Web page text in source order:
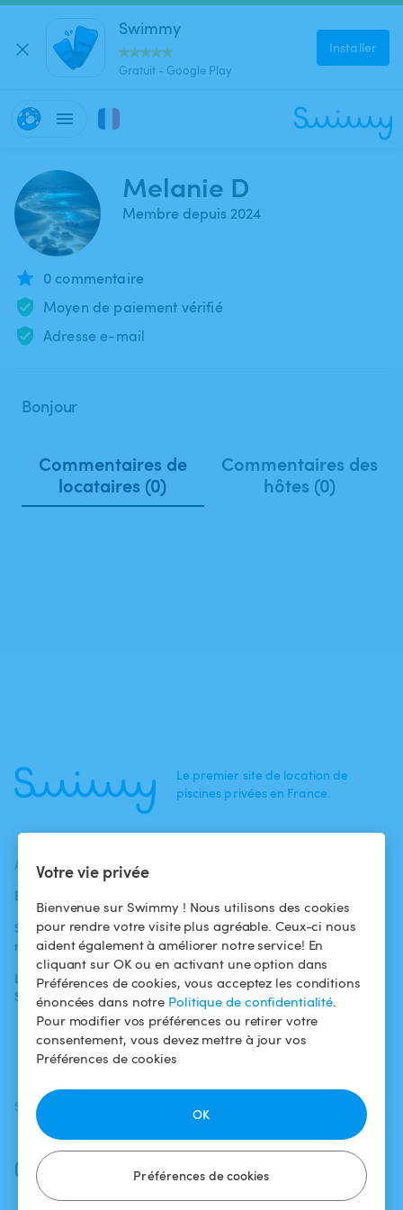
Votre vie privée
Bienvenue sur Swimmy ! Nous utilisons des cookies
pour rendre votre visite plus agréable. Ceux-ci nous
aident également à améliorer notre service! En
cliquant sur OK ou en activant une option dans
Préférences de cookies, vous acceptez les conditions
énoncées dans notre Politique de confidentialité.
Pour modifier vos préférences ou retirer votre
consentement, vous devez mettre à jour vos
Préférences de cookies
Préférences de cookies
OK
Swimmy
Gratuit - Google Play
Installer
Melanie D
Membre depuis 2024
0 commentaire
Moyen de paiement vérifié
Adresse e-mail
Bonjour
Commentaires de
locataires (0)
Commentaires des
hôtes (0)
Le premier site de location de
piscines privées en France.
ACTUALITÉS
Blog
Swimmy dans les
médias
L'aventure
Swimmy
baigneurs
Pour les
propriétaires
Louer ma piscine
Comment ça
marche ?
Conditions
d'utilisation
Politique de
confidentialité
Mentions légales
SUIVEZ-NOUS
Facebook
Instagram